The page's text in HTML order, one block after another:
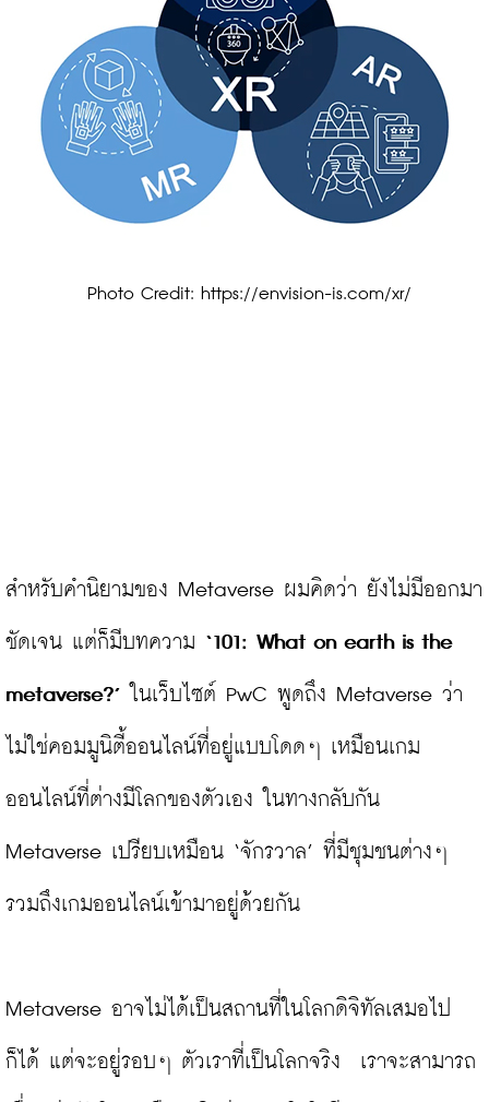
Photo Credit: https://envision-is.com/xr/
สำหรับคำนิยามของ Metaverse ผมคิดว่า ยังไม่มีออกมา
ชัดเจน แต่ก็มีบทความ ‘101: What on earth is the
metaverse?’ ในเว็บไซต์ PwC พูดถึง Metaverse ว่า
ไม่ใช่คอมมูนิตี้ออนไลน์ที่อยู่แบบโดดๆ เหมือนเกม
ออนไลน์ที่ต่างมีโลกของตัวเอง ในทางกลับกัน
Metaverse เปรียบเหมือน ‘จักรวาล’ ที่มีชุมชนต่างๆ
รวมถึงเกมออนไลน์เข้ามาอยู่ด้วยกัน
Metaverse อาจไม่ได้เป็นสถานที่ในโลกดิจิทัลเสมอไป
ก็ได้ แต่จะอยู่รอบๆ ตัวเราที่เป็นโลกจริง  เราจะสามารถ